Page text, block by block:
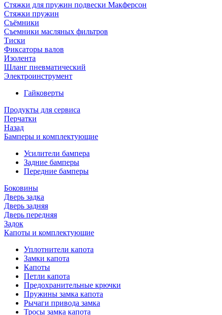
Стяжки для пружин подвески Макферсон
Стяжки пружин
Съёмники
Съемники масляных фильтров
Тиски
Фиксаторы валов
Изолента
Шланг пневматический
Электроинструмент
Гайковерты
Продукты для сервиса
Перчатки
Назад
Бамперы и комплектующие
Усилители бампера
Задние бамперы
Передние бамперы
Боковины
Дверь задка
Дверь задняя
Дверь передняя
Задок
Капоты и комплектующие
Уплотнители капота
Замки капота
Капоты
Петли капота
Предохранительные крючки
Пружины замка капота
Рычаги привода замка
Тросы замка капота